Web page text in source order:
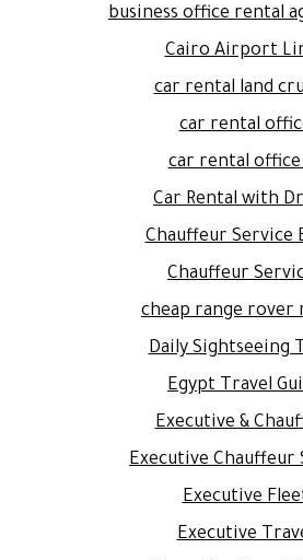
business office rental
Cairo Airport
car rental land
car rental
car rental office
Car Rental with
Chauffeur Service
Chauffeur
cheap range rover
Daily Sightseeing
Egypt Travel
Executive &
Executive Chauffeur
Executive
Executive